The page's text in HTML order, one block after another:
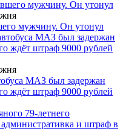
мужчину. Он утонул
МАЗ был задержан
ждёт штраф 9000 рублей